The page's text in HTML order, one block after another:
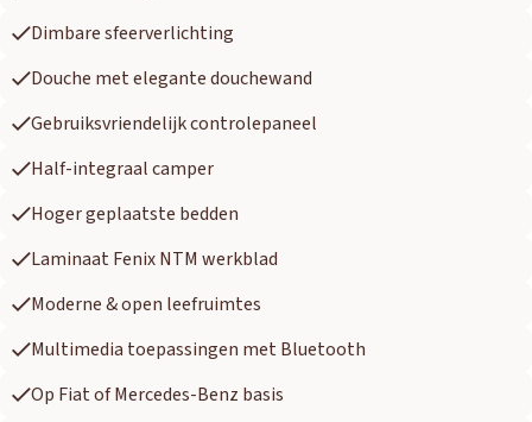
Dimbare sfeerverlichting
Douche met elegante douchewand
Gebruiksvriendelijk controlepaneel
Half-integraal camper
Hoger geplaatste bedden
Laminaat Fenix NTM werkblad
Moderne & open leefruimtes
Multimedia toepassingen met Bluetooth
Op Fiat of Mercedes-Benz basis